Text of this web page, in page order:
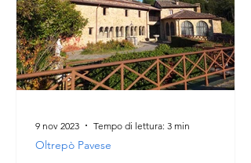
Oltrepò Pavese
9 nov 2023 Tempo di lettura: 3 min